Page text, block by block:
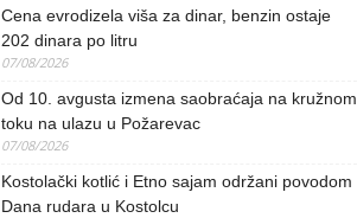
Cena evrodizela viša za dinar, benzin ostaje
202 dinara po litru
07/08/2026
Od 10. avgusta izmena saobraćaja na kružnom
toku na ulazu u Požarevac
07/08/2026
Kostolački kotlić i Etno sajam održani povodom
Dana rudara u Kostolcu